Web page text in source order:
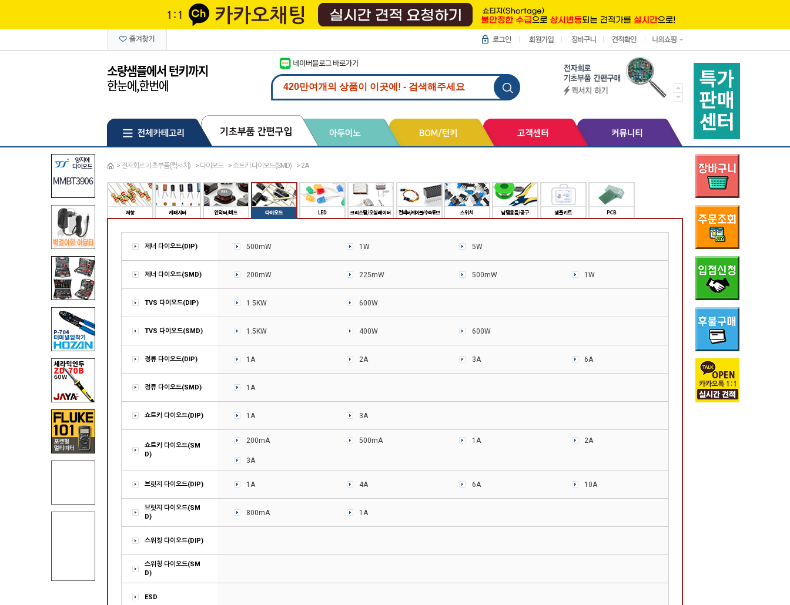
> 전자회로 기초부품(퀵서치) > 다이오드 >쇼트키 다이오드(SMD) > 2A
제너 다이오드(DIP) 500mW 1W 5W
제너 다이오드(SMD) 200mW 225mW 500mW 1W
TVS 다이오드(DIP) 1.5KW 600W
TVS 다이오드(SMD) 1.5KW 400W 600W
정류 다이오드(DIP) 1A 2A 3A 6A
정류 다이오드(SMD) 1A
쇼트키 다이오드(DIP) 1A 3A
쇼트키 다이오드(SM
D)
200mA 500mA 1A 2A
3A
브릿지 다이오드(DIP) 1A 4A 6A 10A
브릿지 다이오드(SM
D)
800mA 1A
스위칭 다이오드(DIP)
스위칭 다이오드(SM
D)
ESD